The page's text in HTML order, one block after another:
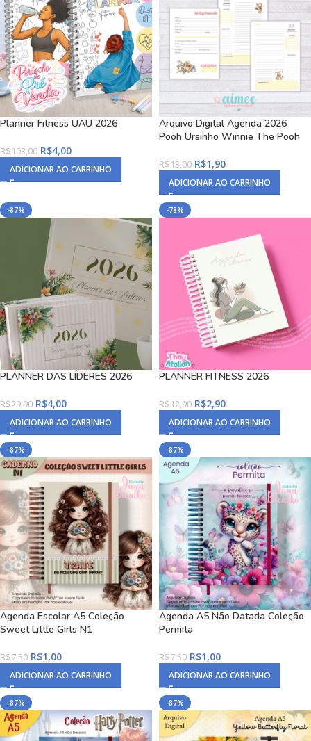
Planner Fitness UAU 2026
R$103,00 R$4,00
ADICIONAR AO CARRINHO
Arquivo Digital Agenda 2026
Pooh Ursinho Winnie The Pooh
R$13,00 R$1,90
ADICIONAR AO CARRINHO
-87%
PLANNER DAS LÍDERES 2026
R$29,90 R$4,00
ADICIONAR AO CARRINHO
-78%
PLANNER FITNESS 2026
R$12,90 R$2,90
ADICIONAR AO CARRINHO
-87%
Agenda Escolar A5 Coleção
Sweet Little Girls N1
R$7,50 R$1,00
ADICIONAR AO CARRINHO
-87%
Agenda A5 Não Datada Coleção
Permita
R$7,50 R$1,00
ADICIONAR AO CARRINHO
-87% -87%